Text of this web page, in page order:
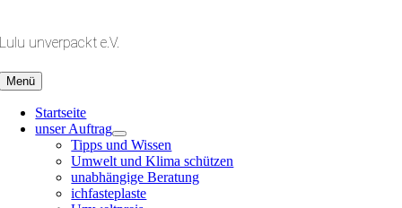
springen
Lulu unverpackt e.V.
Menü
Startseite
unser Auftrag
Tipps und Wissen
Umwelt und Klima schützen
unabhängige Beratung
ichfasteplaste